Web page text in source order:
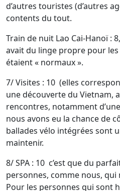
d’autres touristes (d’autres
contents du tout.
Train de nuit Lao Cai-Hanoï :
avait du linge propre pour
étaient « normaux ».
7/ Visites : 10 (elles
une découverte du Vietnam,
rencontres, notamment
nous avons eu la chance de
ballades vélo intégrées sont
maintenir.
8/ SPA : 10 c’est que du
personnes, comme nous, qui
Pour les personnes qui sont